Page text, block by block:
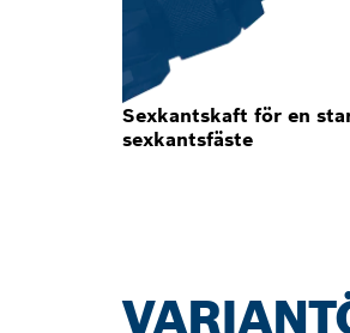
Sexkantskaft för en
sexkantsfäste